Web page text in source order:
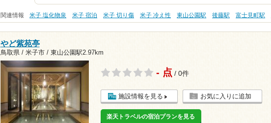
関連情報 米子 塩化物泉 米子 宿泊 米子 切り傷 米子 冷え性 東山公園駅 後藤駅 富士見町駅
やど紫苑亭
鳥取県 / 米子市 / 東山公園駅2.97km
- 点 / 0件
施設情報を見る お気に入りに追加
楽天トラベルの宿泊プランを見る